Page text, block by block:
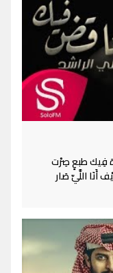
فِيك طبعٍ صِرْت
أَنَا اللَّيّ صَار